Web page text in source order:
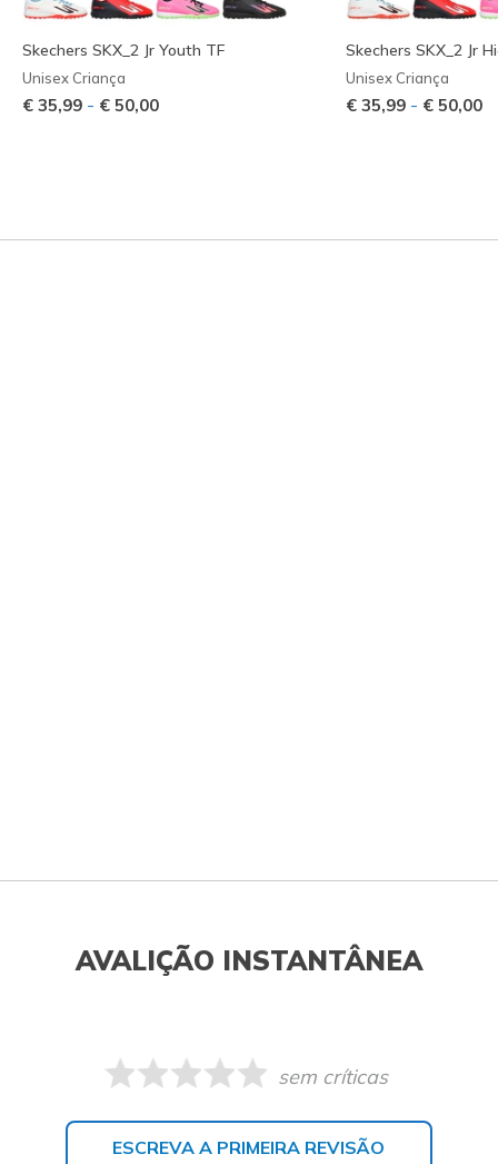
Skechers SKX_2 Jr Youth TF
Unisex Criança
€ 35,99 - € 50,00
Skechers SKX_2 Jr
Unisex Criança
€ 35,99 - € 50,00
AVALIÇÃO INSTANTÂNEA
sem críticas
ESCREVA A PRIMEIRA REVISÃO